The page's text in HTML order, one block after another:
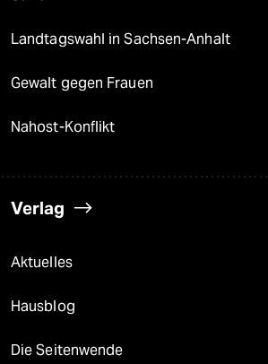
Landtagswahl in Sachsen-Anhalt
Gewalt gegen Frauen
Nahost-Konflikt
Verlag
Aktuelles
Hausblog
Die Seitenwende